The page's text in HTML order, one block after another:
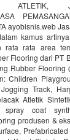
ATLETIK,
ayobisnis.web
kamus
rata rata area
Flooring dari PT
Rubber Flooring
Children
Track,
Atletik
coat
produsen &